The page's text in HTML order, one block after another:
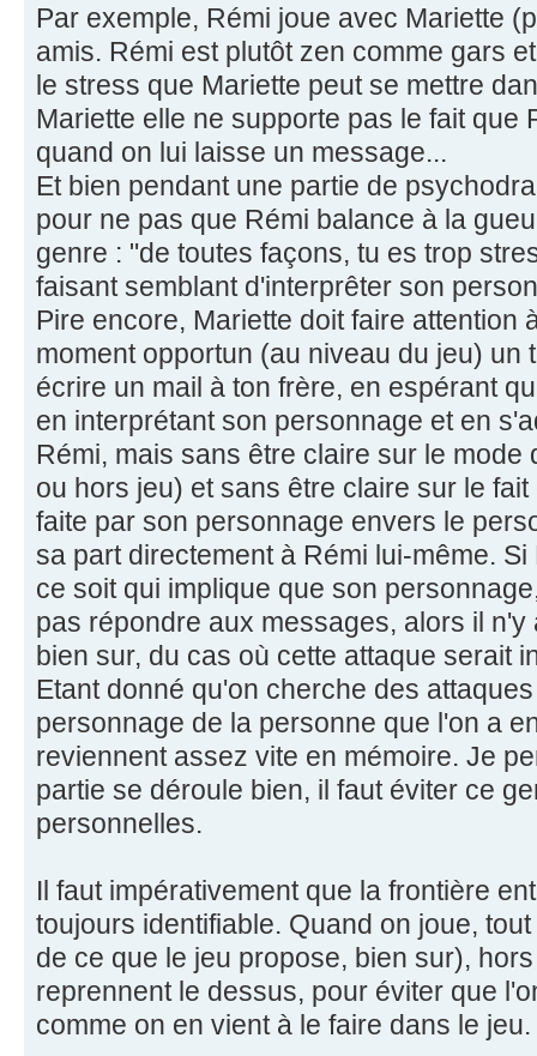
Par exemple, Rémi joue avec Mariette
amis. Rémi est plutôt zen comme gars
le stress que Mariette peut se mettre
Mariette elle ne supporte pas le fait que
quand on lui laisse un message...
Et bien pendant une partie de
pour ne pas que Rémi balance à la
genre : "de toutes façons, tu es trop
faisant semblant d'interprêter son
Pire encore, Mariette doit faire attention
moment opportun (au niveau du jeu) un
écrire un mail à ton frère, en espérant
en interprétant son personnage et en
Rémi, mais sans être claire sur le mode
ou hors jeu) et sans être claire sur le
faite par son personnage envers le
sa part directement à Rémi lui-même.
ce soit qui implique que son
pas répondre aux messages, alors il
bien sur, du cas où cette attaque serait
Etant donné qu'on cherche des
personnage de la personne que l'on a
reviennent assez vite en mémoire. Je
partie se déroule bien, il faut éviter ce
personnelles.
Il faut impérativement que la frontière
toujours identifiable. Quand on joue,
de ce que le jeu propose, bien sur),
reprennent le dessus, pour éviter que
comme on en vient à le faire dans le jeu.